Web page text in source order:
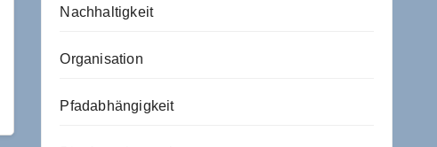
Nachhaltigkeit
Organisation
Pfadabhängigkeit